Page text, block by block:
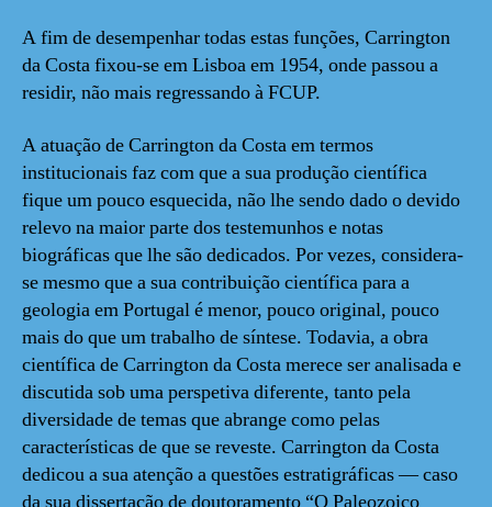
A fim de desempenhar todas estas funções, Carrington
da Costa fixou-se em Lisboa em 1954, onde passou a
residir, não mais regressando à FCUP.
A atuação de Carrington da Costa em termos
institucionais faz com que a sua produção científica
fique um pouco esquecida, não lhe sendo dado o devido
relevo na maior parte dos testemunhos e notas
biográficas que lhe são dedicados. Por vezes, considera-
se mesmo que a sua contribuição científica para a
geologia em Portugal é menor, pouco original, pouco
mais do que um trabalho de síntese. Todavia, a obra
científica de Carrington da Costa merece ser analisada e
discutida sob uma perspetiva diferente, tanto pela
diversidade de temas que abrange como pelas
características de que se reveste. Carrington da Costa
dedicou a sua atenção a questões estratigráficas — caso
da sua dissertação de doutoramento “O Paleozoico